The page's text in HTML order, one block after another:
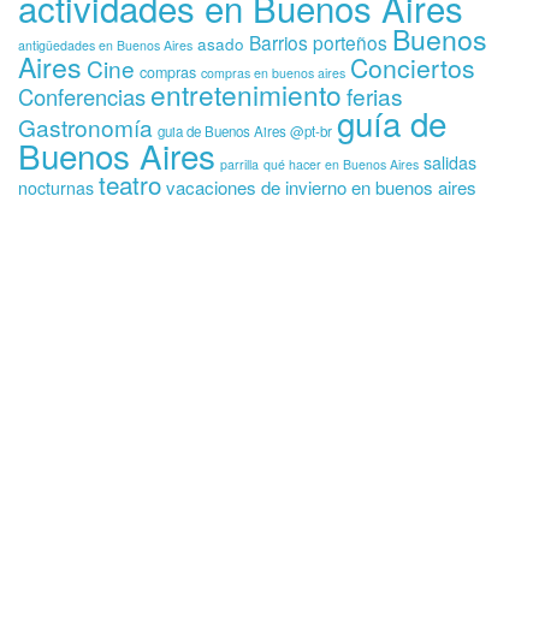
antigüedades en Buenos Aires asado Barrios porteños Buenos
Aires Cine compras compras en buenos aires Conciertos
Conferenciasentretenimientoferias
Gastronomía guia de Buenos Aires @pt-br guía de
Buenos Aires parrilla qué hacer en Buenos Aires salidas
nocturnas teatrovacaciones de invierno en buenos aires